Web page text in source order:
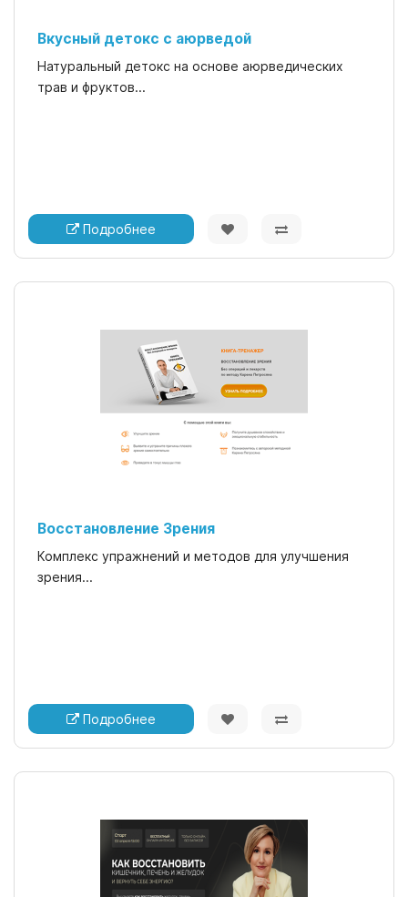
Вкусный детокс с аюрведой
Натуральный детокс на основе аюрведических
трав и фруктов...
Подробнее
Восстановление Зрения
Комплекс упражнений и методов для улучшения
зрения...
Подробнее